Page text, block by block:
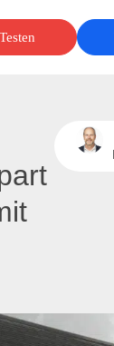
Testen